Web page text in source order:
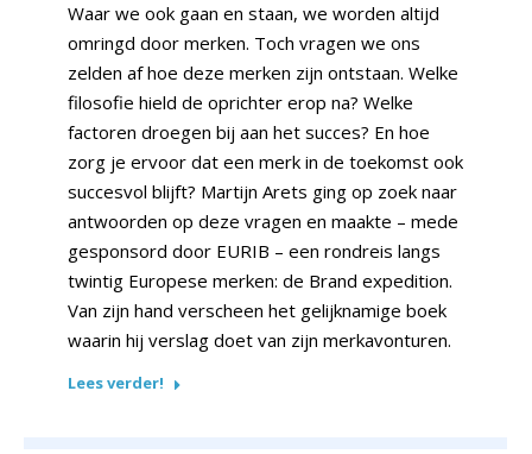
Waar we ook gaan en staan, we worden altijd
omringd door merken. Toch vragen we ons
zelden af hoe deze merken zijn ontstaan. Welke
filosofie hield de oprichter erop na? Welke
factoren droegen bij aan het succes? En hoe
zorg je ervoor dat een merk in de toekomst ook
succesvol blijft? Martijn Arets ging op zoek naar
antwoorden op deze vragen en maakte – mede
gesponsord door EURIB – een rondreis langs
twintig Europese merken: de Brand expedition.
Van zijn hand verscheen het gelijknamige boek
waarin hij verslag doet van zijn merkavonturen.
Lees verder!